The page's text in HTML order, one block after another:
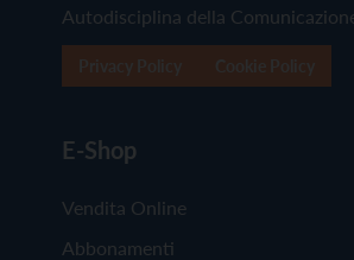
Autodisciplina della
E-Shop
Vendita Online
Abbonamenti